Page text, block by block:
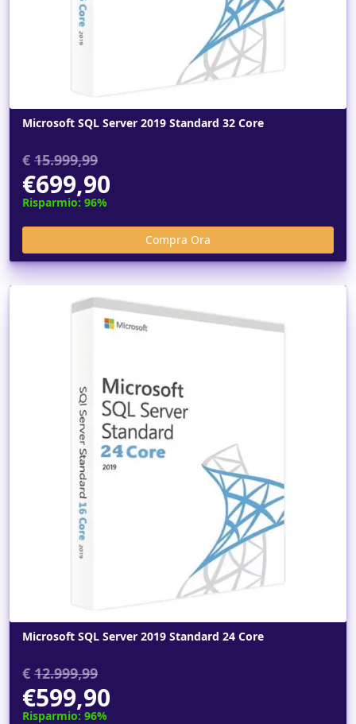
Microsoft SQL Server 2019 Standard 32 Core
€ 15.999,99
€699,90
Risparmio: 96%
Dettagli
Microsoft SQL Server 2019 Standard 24 Core
€ 12.999,99
€599,90
Risparmio: 96%